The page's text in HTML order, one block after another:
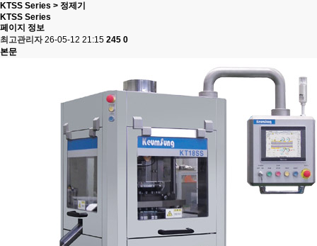
KTSS Series > 정제기
KTSS Series
페이지 정보
최고관리자 26-05-12 21:15 245 0
본문